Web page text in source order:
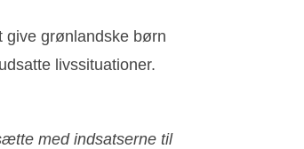
give grønlandske børn
livssituationer.
med indsatserne til